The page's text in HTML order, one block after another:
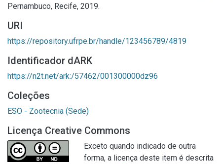
Pernambuco, Recife, 2019.
URI
https://repository.ufrpe.br/handle/123456789/4819
Identificador dARK
https://n2t.net/ark:/57462/001300000dz96
Coleções
ESO - Zootecnia (Sede)
Licença Creative Commons
Exceto quando indicado de outra
forma, a licença deste item é descrita